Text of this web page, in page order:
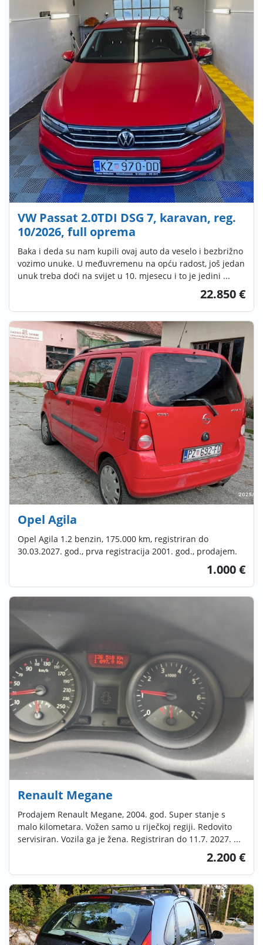
VW Passat 2.0TDI DSG 7, karavan, reg.
10/2026, full oprema
Baka i deda su nam kupili ovaj auto da veselo i bezbrižno
vozimo unuke. U međuvremenu na opću radost, još jedan
unuk treba doći na svijet u 10. mjesecu i to je jedini ...
22.850 €
Opel Agila
Opel Agila 1.2 benzin, 175.000 km, registriran do
30.03.2027. god., prva registracija 2001. god., prodajem.
1.000 €
Renault Megane
Prodajem Renault Megane, 2004. god. Super stanje s
malo kilometara. Vožen samo u riječkoj regiji. Redovito
servisiran. Vozila ga je žena. Registriran do 11.7. 2027. ...
2.200 €